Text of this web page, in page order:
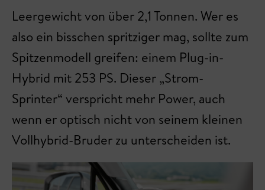
Leergewicht von über 2,1 Tonnen. Wer es
also ein bisschen spritziger mag, sollte zum
Spitzenmodell greifen: einem Plug-in-
Hybrid mit 253 PS. Dieser „Strom-
Sprinter“ verspricht mehr Power, auch
wenn er optisch nicht von seinem kleinen
Vollhybrid-Bruder zu unterscheiden ist.